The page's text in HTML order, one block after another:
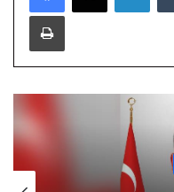
Yazdır